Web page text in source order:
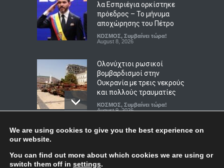
λα Εσπριέγια ορκίστηκε
πρόεδρος – Το μήνυμα
αποχώρησης του Πέτρο
ΚΟΣΜΟΣ, Συμβαίνει τώρα!
August 8, 2026
Ολονύχτιοι ρωσικοί
βομβαρδισμοί στην
Ουκρανία με τρεις νεκρούς
και πολλούς τραυματίες
ΚΟΣΜΟΣ, Συμβαίνει τώρα!
August 9, 2026
Η Βουλγαρία κατηγορεί το
εκρηκτικά που συνετρίβη
κοντά σε αγωγό φυσικού
© Copyright AfieromaBlog & News
We are using cookies to give you the best experience on
our website.
You can find out more about which cookies we are using or
switch them off in settings.